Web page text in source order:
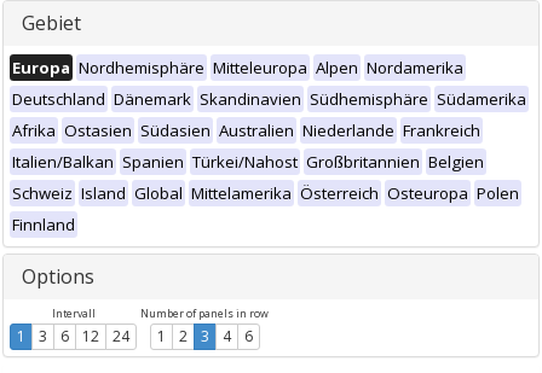
Gebiet
Europa Nordhemisphäre Mitteleuropa Alpen Nordamerika
Deutschland Dänemark Skandinavien Südhemisphäre Südamerika
Afrika Ostasien Südasien Australien Niederlande Frankreich
Italien/Balkan Spanien Türkei/Nahost Großbritannien Belgien
Schweiz Island Global Mittelamerika Österreich Osteuropa Polen
Finnland
Options
Intervall
1 3 6 12 24
Number of panels in row
1 2 3 4 6